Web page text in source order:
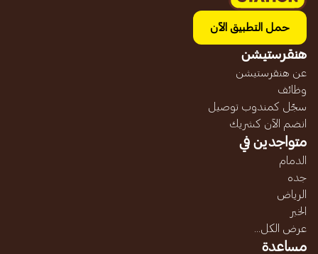
حمل التطبيق الآن
هنقرستيشن
عن هنقرستيشن
وظائف
سجّل كمندوب توصيل
انضم الآن كشريك
متواجدين في
الدمام
جده
الرياض
الخبر
عرض الكل...
مساعدة